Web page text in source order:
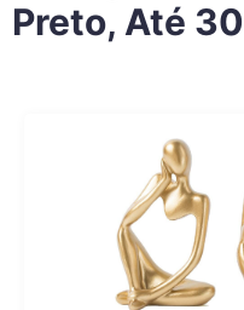
Preto, Até